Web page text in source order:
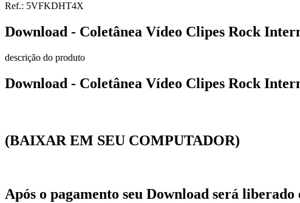
Ref.: 5VFKDHT4X
Download - Coletânea Vídeo Clipes Rock
descrição do produto
Download - Coletânea Vídeo Clipes Rock
(BAIXAR EM SEU COMPUTADOR)
Após o pagamento seu Download será liberado